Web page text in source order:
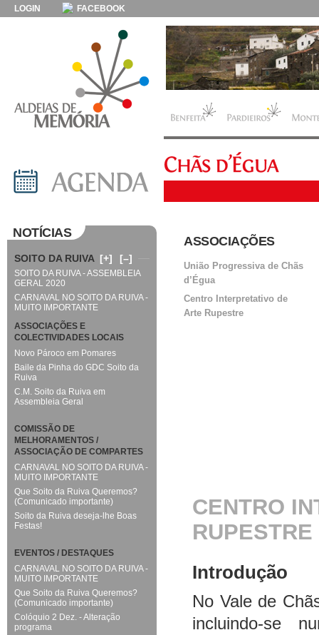
LOGIN FACEBOOK
ASSOCIAÇÕES
União Progressiva de Chãs
d’Égua
Centro Interpretativo de
Arte Rupestre
CENTRO
RUPESTRE
Introdução
No Vale de
incluindo-se
NOTÍCIAS
SOITO DA RUIVA [+] [–]
SOITO DA RUIVA - ASSEMBLEIA
GERAL 2020
CARNAVAL NO SOITO DA RUIVA -
MUITO IMPORTANTE
ASSOCIAÇÕES E
COLECTIVIDADES LOCAIS
Novo Pároco em Pomares
Baile da Pinha do GDC Soito da
Ruiva
C.M. Soito da Ruiva em
Assembleia Geral
COMISSÃO DE
MELHORAMENTOS /
ASSOCIAÇÃO DE COMPARTES
CARNAVAL NO SOITO DA RUIVA -
MUITO IMPORTANTE
Que Soito da Ruiva Queremos?
(Comunicado importante)
Soito da Ruiva deseja-lhe Boas
Festas!
EVENTOS / DESTAQUES
CARNAVAL NO SOITO DA RUIVA -
MUITO IMPORTANTE
Que Soito da Ruiva Queremos?
(Comunicado importante)
Colóquio 2 Dez. - Alteração
programa